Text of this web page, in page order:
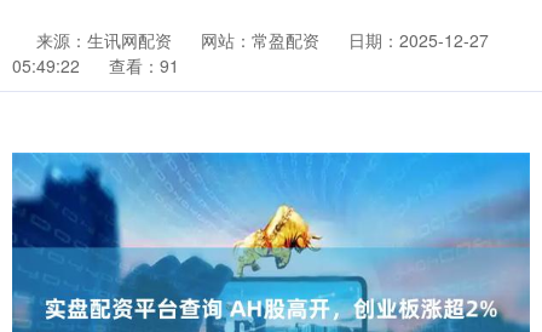
来源：生讯网配资 网站：常盈配资
日期：2025-12-27
05:49:22
查看：91